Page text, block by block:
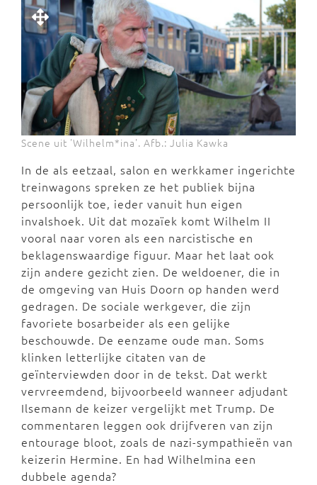
Scene uit 'Wilhelm*ina'. Afb.: Julia Kawka
In de als eetzaal, salon en werkkamer ingerichte
treinwagons spreken ze het publiek bijna
persoonlijk toe, ieder vanuit hun eigen
invalshoek. Uit dat mozaïek komt Wilhelm II
vooral naar voren als een narcistische en
beklagenswaardige figuur. Maar het laat ook
zijn andere gezicht zien. De weldoener, die in
de omgeving van Huis Doorn op handen werd
gedragen. De sociale werkgever, die zijn
favoriete bosarbeider als een gelijke
beschouwde. De eenzame oude man. Soms
klinken letterlijke citaten van de
geïnterviewden door in de tekst. Dat werkt
vervreemdend, bijvoorbeeld wanneer adjudant
Ilsemann de keizer vergelijkt met Trump. De
commentaren leggen ook drijfveren van zijn
entourage bloot, zoals de nazi-sympathieën van
keizerin Hermine. En had Wilhelmina een
dubbele agenda?